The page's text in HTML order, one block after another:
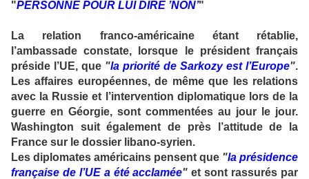
"PERSONNE POUR LUI DIRE ’NON’"
La relation franco-américaine étant rétablie,
l’ambassade constate, lorsque le président français
préside l’UE, que "la priorité de Sarkozy est l’Europe".
Les affaires européennes, de même que les relations
avec la Russie et l’intervention diplomatique lors de la
guerre en Géorgie, sont commentées au jour le jour.
Washington suit également de près l’attitude de la
France sur le dossier libano-syrien.
Les diplomates américains pensent que "la présidence
française de l’UE a été acclamée" et sont rassurés par